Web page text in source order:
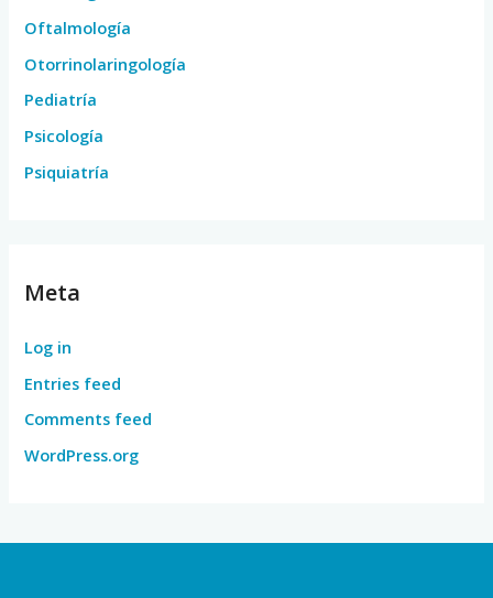
Oftalmología
Otorrinolaringología
Pediatría
Psicología
Psiquiatría
Meta
Log in
Entries feed
Comments feed
WordPress.org